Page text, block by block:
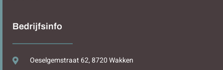
Bedrijfsinfo
Oeselgemstraat 62, 8720 Wakken